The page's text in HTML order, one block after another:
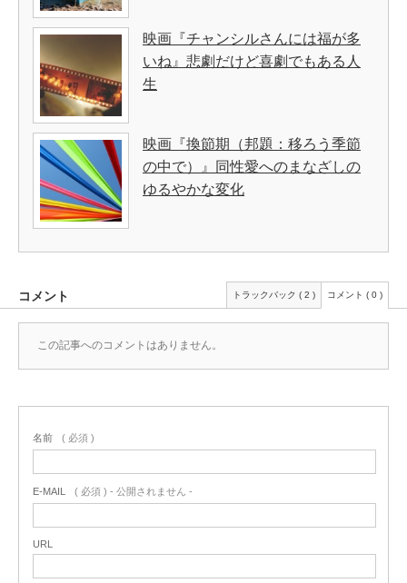
映画『チャンシルさんには福が多
いね』悲劇だけど喜劇でもある人
生
映画『換節期（邦題：移ろう季節
の中で）』同性愛へのまなざしの
ゆるやかな変化
コメント トラックバック ( 2 ) コメント ( 0 )
この記事へのコメントはありません。
名前 ( 必須 )
E-MAIL ( 必須 ) - 公開されません -
URL